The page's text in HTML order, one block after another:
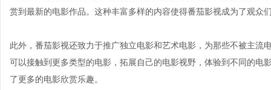
赏到最新的电影作品。这种丰富多样的内容使得番茄影视成为了观众
此外，番茄影视还致力于推广独立电影和艺术电影，为那些不被主
可以接触到更多类型的电影，拓展自己的电影视野，体验到不同的电
了更多的电影欣赏乐趣。